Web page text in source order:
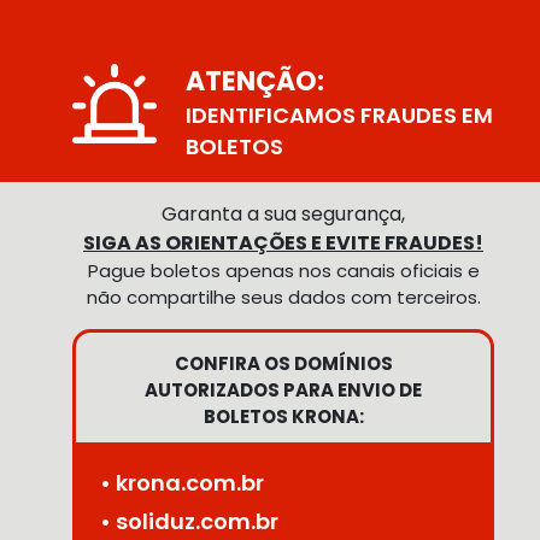
ATENÇÃO:
IDENTIFICAMOS FRAUDES EM
BOLETOS
Garanta a sua segurança,
SIGA AS ORIENTAÇÕES E EVITE FRAUDES!
Pague boletos apenas nos canais oficiais e
não compartilhe seus dados com terceiros.
CONFIRA OS DOMÍNIOS
AUTORIZADOS PARA ENVIO DE
BOLETOS KRONA:
• krona.com.br
• soliduz.com.br